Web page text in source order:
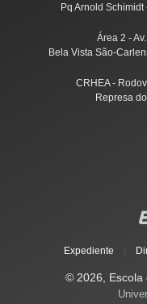
Pq Arnold
Área 2 -
Bela Vista São-
CRHEA -
Represa
Expediente
© 2026, Escola